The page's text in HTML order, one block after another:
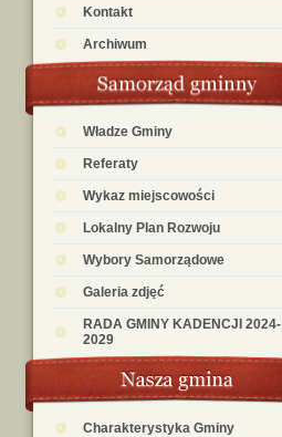
Kontakt
Archiwum
Władze Gminy
Referaty
Wykaz miejscowości
Lokalny Plan Rozwoju
Wybory Samorządowe
Galeria zdjęć
RADA GMINY KADENCJI 2024-
2029
Charakterystyka Gminy